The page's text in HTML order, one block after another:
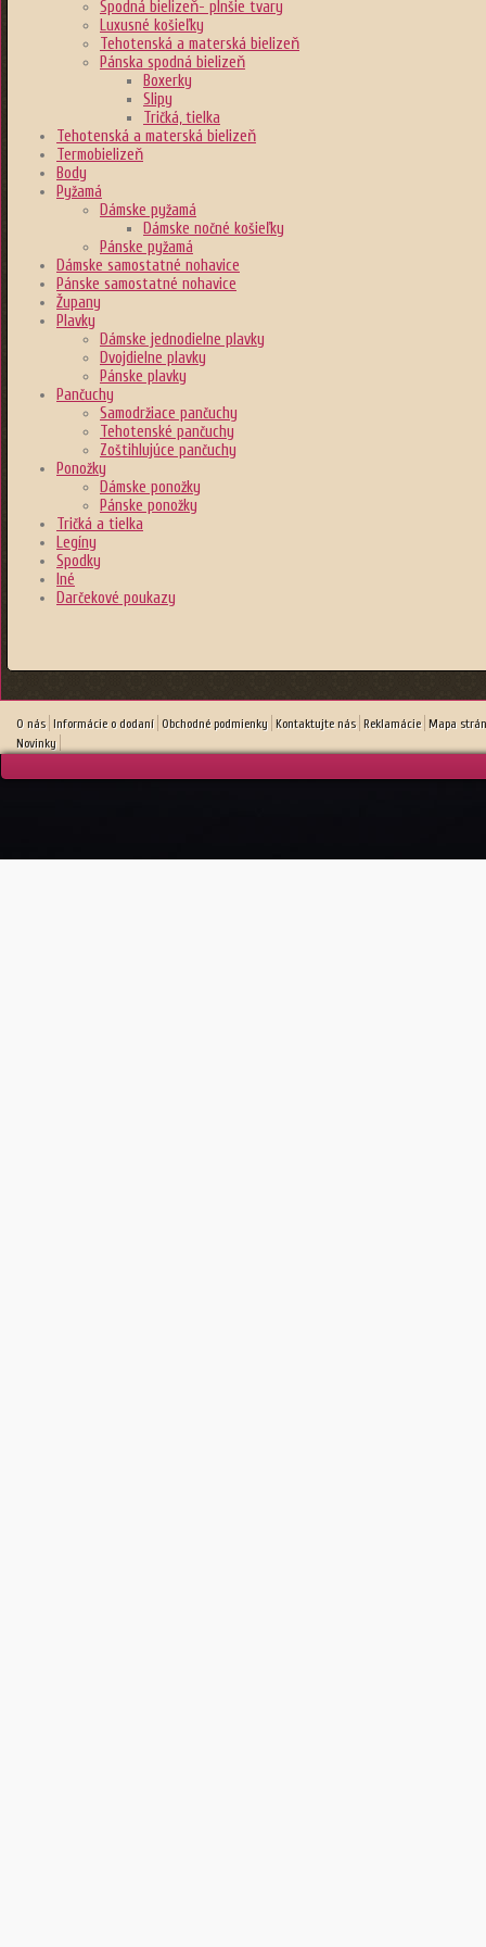
Spodná bielizeň- plnšie tvary
Luxusné košieľky
Tehotenská a materská bielizeň
Pánska spodná bielizeň
Boxerky
Slipy
Tričká, tielka
Tehotenská a materská bielizeň
Termobielizeň
Body
Pyžamá
Dámske pyžamá
Dámske nočné košieľky
Pánske pyžamá
Dámske samostatné nohavice
Pánske samostatné nohavice
Župany
Plavky
Dámske jednodielne plavky
Dvojdielne plavky
Pánske plavky
Pančuchy
Samodržiace pančuchy
Tehotenské pančuchy
Zoštihlujúce pančuchy
Ponožky
Dámske ponožky
Pánske ponožky
Tričká a tielka
Legíny
Spodky
Iné
Darčekové poukazy
O nás Informácie o dodaní Obchodné podmienky Kontaktujte nás Reklamácie Mapa
Novinky